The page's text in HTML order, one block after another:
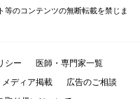
のコンテンツの無断転載を禁じま
シー
医師・専門家一覧
ディア掲載
広告のご相談